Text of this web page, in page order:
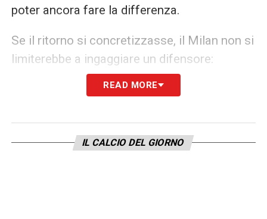
poter ancora fare la differenza.
Se il ritorno si concretizzasse, il Milan non si
limiterebbe a ingaggiare un difensore:
guadagnerebbe un vero e proprio mentore
per i giovani, capace di trasmettere
elementi fondamentali per affrontare la Serie
A e la Supercoppa. L’ipotesi di Thiago Silva a
READ MORE
IL CALCIO DEL GIORNO